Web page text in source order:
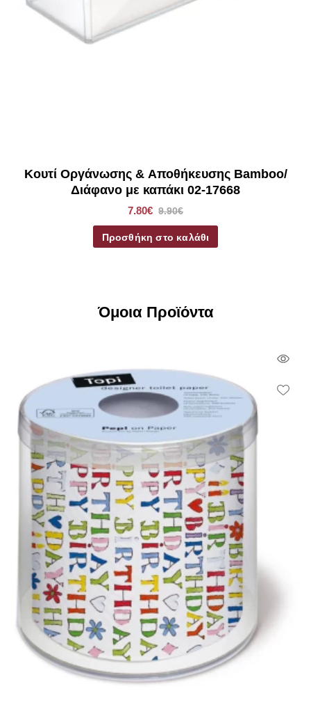
Κουτί Οργάνωσης & Αποθήκευσης Bamboo/
Διάφανο με καπάκι 02-17668
7.80€ 9.90€
Προσθήκη στο καλάθι
Όμοια Προϊόντα